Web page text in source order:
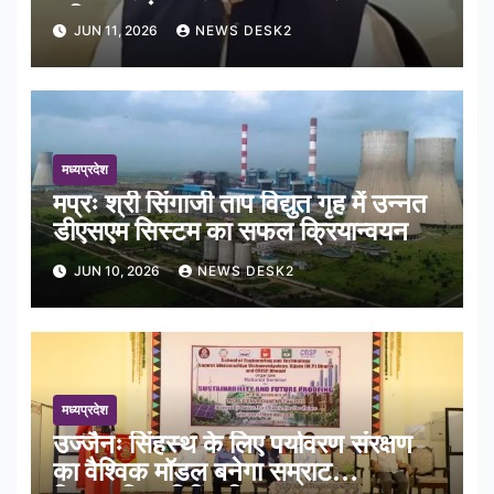
भूमिपूजन
JUN 11, 2026 NEWS DESK2
मध्यप्रदेश
मप्रः श्री सिंगाजी ताप विद्युत गृह में उन्नत
डीएसएम सिस्टम का सफल क्रियान्वयन
JUN 10, 2026 NEWS DESK2
मध्यप्रदेश
उज्जैनः सिंहस्थ के लिए पर्यावरण संरक्षण
का वैश्विक मॉडल बनेगा सम्राट